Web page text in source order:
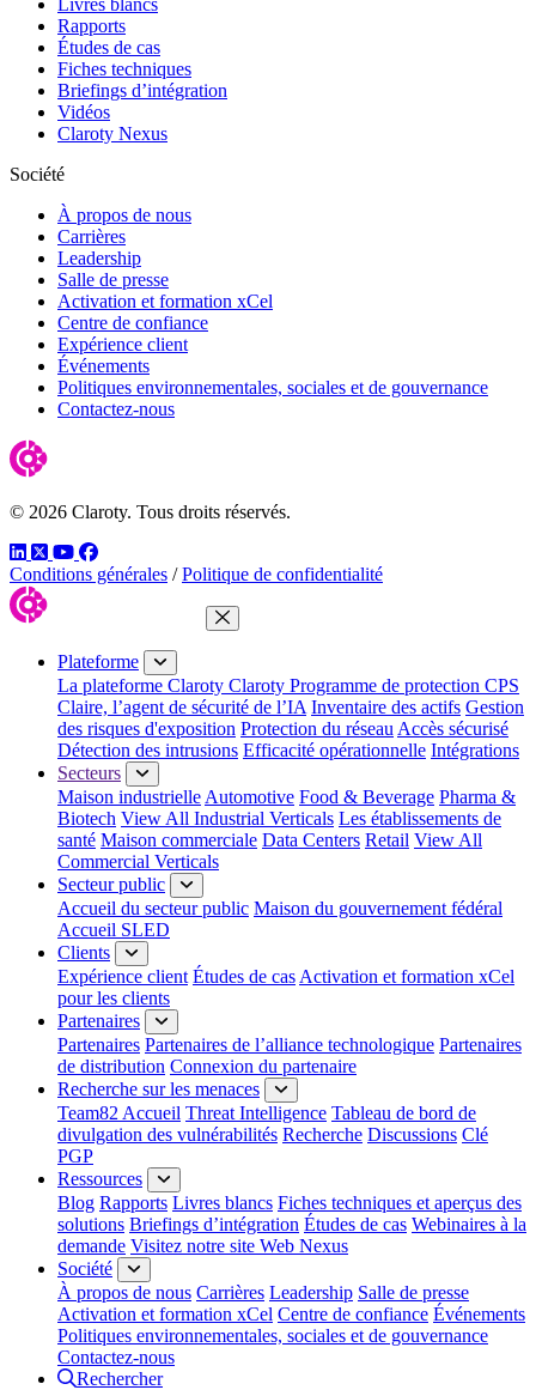
Rapports
Études de cas
Fiches techniques
Briefings d’intégration
Vidéos
Claroty Nexus
Société
À propos de nous
Carrières
Leadership
Salle de presse
Activation et formation xCel
Centre de confiance
Expérience client
Événements
Politiques environnementales, sociales et de gouvernance
Contactez-nous
© 2026 Claroty. Tous droits réservés.
LinkedIn
TwitterYouTube
Facebook
Conditions générales / Politique de confidentialité
Fermer le menu
Plateforme
La plateforme Claroty Claroty Programme de protection CPS
Claire, l’agent de sécurité de l’IA Inventaire des actifs Gestion
des risques d'exposition Protection du réseau Accès sécurisé
Détection des intrusions Efficacité opérationnelle Intégrations
Secteurs
Maison industrielle Automotive Food & Beverage Pharma &
Biotech View All Industrial Verticals Les établissements de
santé Maison commerciale Data Centers Retail View All
Commercial Verticals
Secteur public
Accueil du secteur public Maison du gouvernement fédéral
Accueil SLED
Clients
Expérience client Études de cas Activation et formation xCel
pour les clients
Partenaires
Partenaires Partenaires de l’alliance technologique Partenaires
de distribution Connexion du partenaire
Recherche sur les menaces
Team82 Accueil Threat Intelligence Tableau de bord de
divulgation des vulnérabilités Recherche Discussions Clé
PGP
Ressources
Blog Rapports Livres blancs Fiches techniques et aperçus des
solutions Briefings d’intégration Études de cas Webinaires à la
demande Visitez notre site Web Nexus
Société
À propos de nous Carrières Leadership Salle de presse
Activation et formation xCel Centre de confiance Événements
Politiques environnementales, sociales et de gouvernance
Contactez-nous
Rechercher